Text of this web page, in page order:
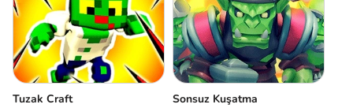
Tuzak Craft Sonsuz Kuşatma